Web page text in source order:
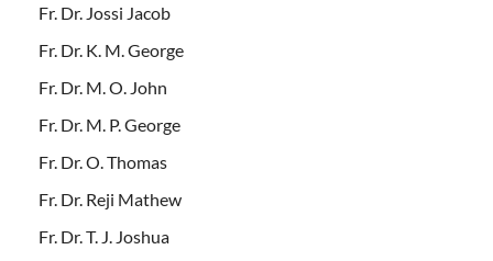
Fr. Dr. Jossi Jacob
Fr. Dr. K. M. George
Fr. Dr. M. O. John
Fr. Dr. M. P. George
Fr. Dr. O. Thomas
Fr. Dr. Reji Mathew
Fr. Dr. T. J. Joshua